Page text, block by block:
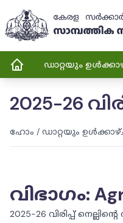
ഡാറ്റയും
2025-26
ഹോം / ഡാറ്റയും
വിഭാഗം:
2025-26 വിരിപ്പ്